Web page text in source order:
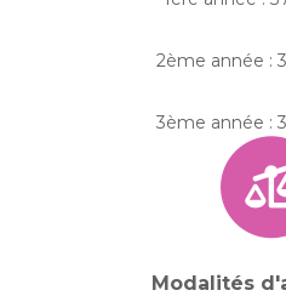
2ème année :
3ème année :
Modalités